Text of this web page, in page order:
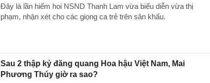
Đây là lần hiếm hoi NSND Thanh Lam vừa biểu diễn vừa thị
phạm, nhận xét cho các giọng ca trẻ trên sân khấu.
Sau 2 thập kỷ đăng quang Hoa hậu Việt Nam, Mai
Phương Thúy giờ ra sao?